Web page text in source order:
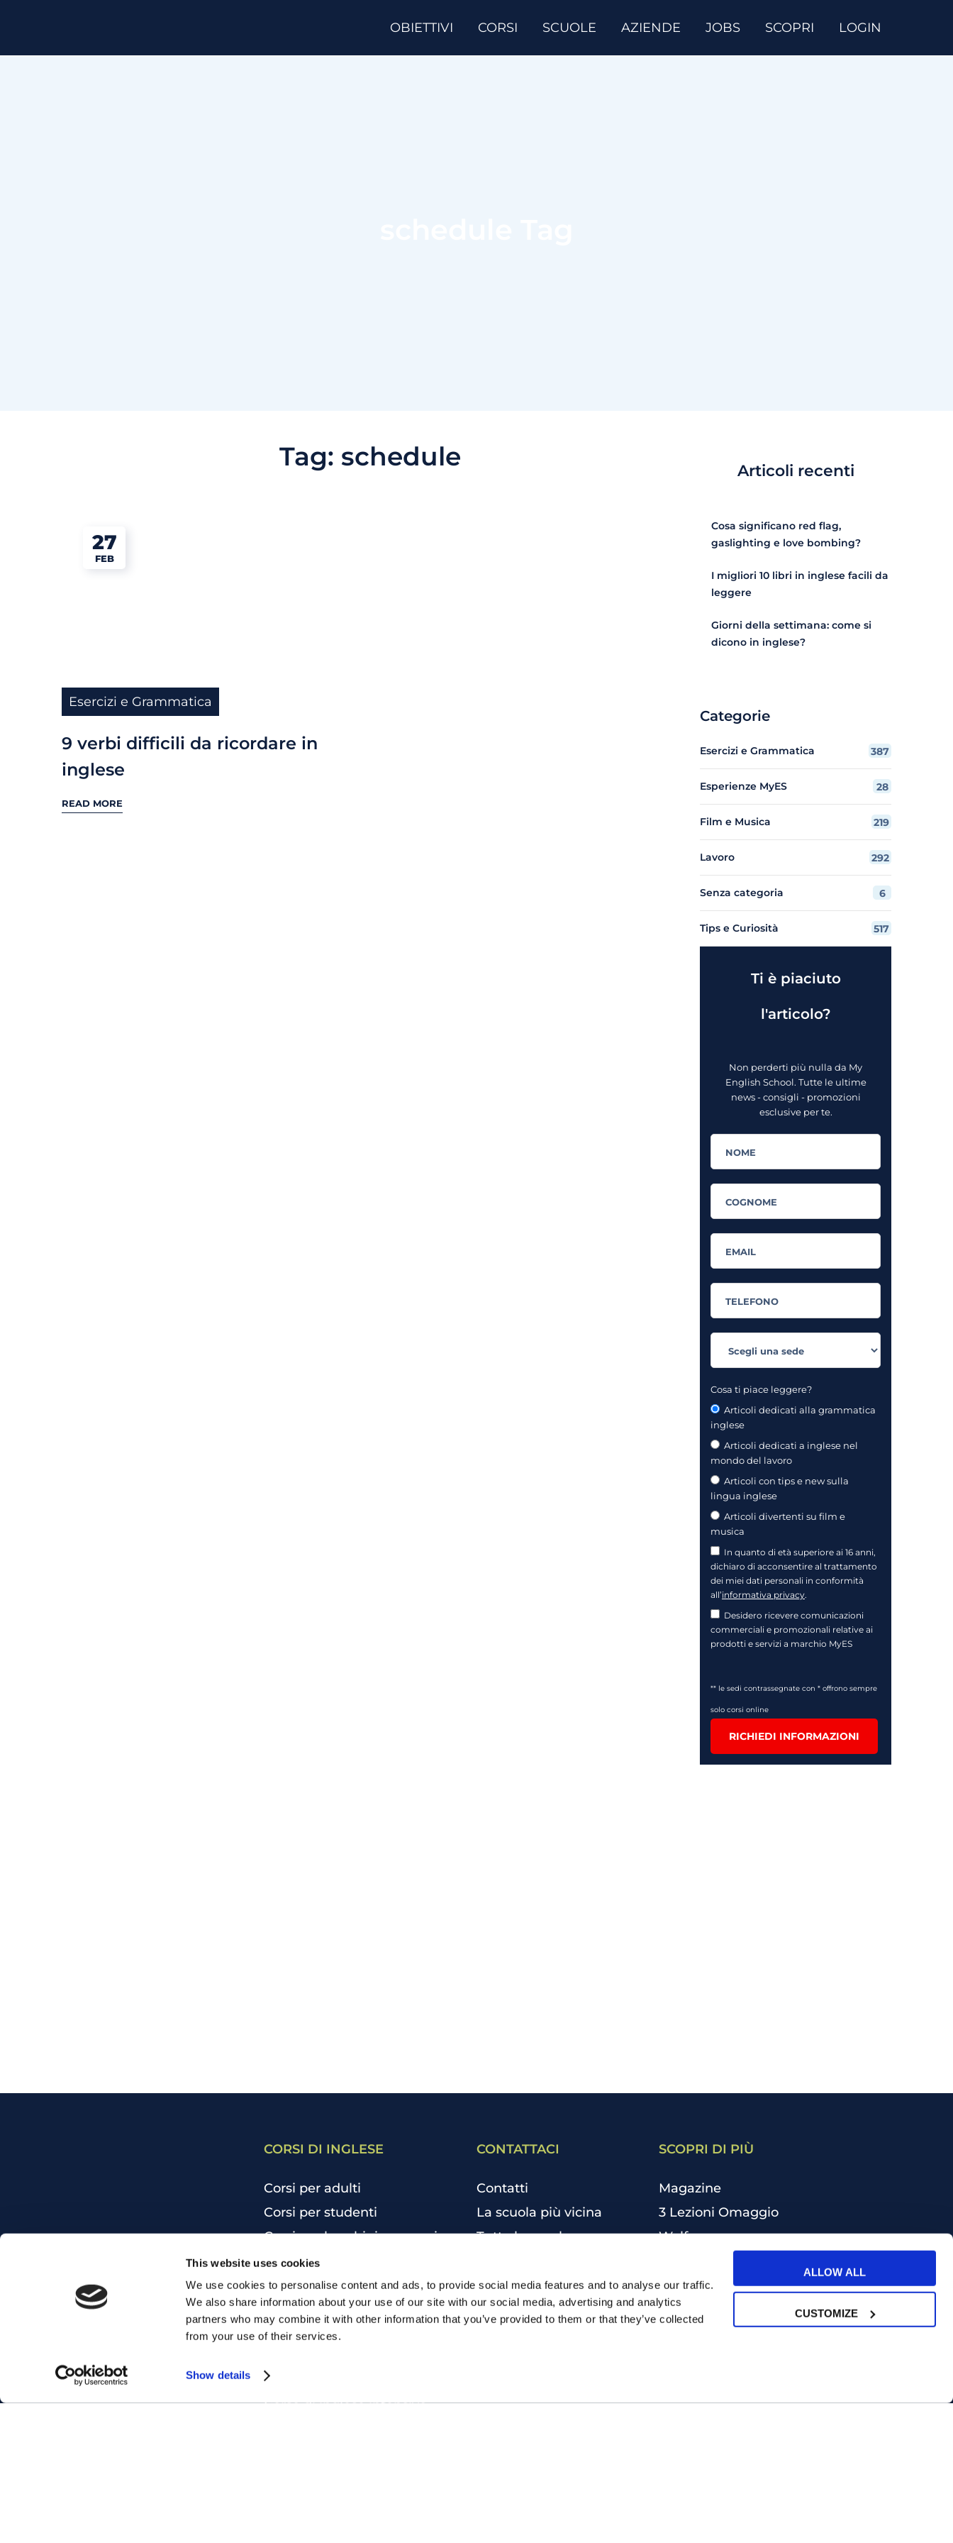
This website uses cookies
We use cookies to personalise content and ads, to provide social media features and to analyse our traffic.
We also share information about your use of our site with our social media, advertising and analytics
partners who may combine it with other information that you’ve provided to them or that they’ve collected
from your use of their services.
Show details
ALLOW ALL
CUSTOMIZE
OBIETTIVI CORSI SCUOLE AZIENDE JOBS SCOPRI LOGIN
Tag: schedule
27
FEB
Esercizi e Grammatica
9 verbi difficili da ricordare in
inglese
READ MORE
Articoli recenti
Cosa significano red flag,
gaslighting e love bombing?
I migliori 10 libri in inglese facili da
leggere
Giorni della settimana: come si
dicono in inglese?
Categorie
Esercizi e Grammatica 387
Esperienze MyES 28
Film e Musica 219
Lavoro 292
Senza categoria 6
Tips e Curiosità 517
Ti è piaciuto
l'articolo?
Non perderti più nulla da My
English School. Tutte le ultime
news - consigli - promozioni
esclusive per te.
Cosa ti piace leggere?
Articoli dedicati alla grammatica
inglese
Articoli dedicati a inglese nel
mondo del lavoro
Articoli con tips e new sulla
lingua inglese
Articoli divertenti su film e
musica
In quanto di età superiore ai 16 anni,
dichiaro di acconsentire al trattamento
dei miei dati personali in conformità
all’informativa privacy.
Desidero ricevere comunicazioni
commerciali e promozionali relative ai
prodotti e servizi a marchio MyES
** le sedi contrassegnate con * offrono sempre
solo corsi online
RICHIEDI INFORMAZIONI
LAVORA CON NOI
F.A.Q.
MYES WORLD
CORSI DI INGLESE
Corsi per adulti
Corsi per studenti
Corsi per bambini e ragazzi
Corsi Masterclass
Corsi Business English
Inglese per aziende
Ottieni una certificazione
Corsi di inglese individuali
Corso di inglese intensivo
CONTATTACI
Contatti
La scuola più vicina
Tutte le scuole
SCOPRI DI PIÙ
Magazine
3 Lezioni Omaggio
Welfare
Convenzioni Nazionali